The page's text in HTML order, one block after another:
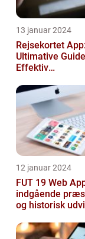
13 januar 2024
Rejsekortet
Ultimative
Effektiv
12 januar 2024
FUT 19 Web
indgående
og historisk